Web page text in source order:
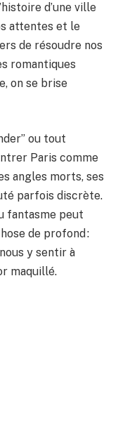
d’une ville
attentes et le
de résoudre nos
romantiques
on se brise
ou tout
Paris comme
angles morts, ses
parfois discrète.
fantasme peut
de profond :
y sentir à
maquillé.